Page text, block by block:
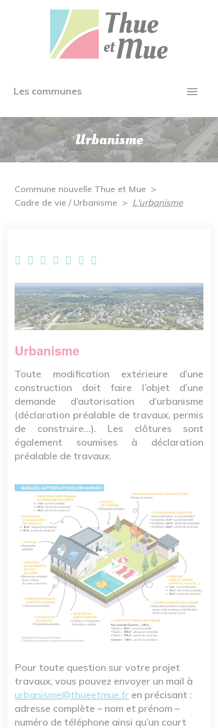
Toggle
Les communes
Urbanisme
Commune nouvelle Thue et Mue
Cadre de vie / Urbanisme
L'urbanisme
Image
Urbanisme
Toute modification extérieure d’une
construction doit faire l’objet d’une
demande d’autorisation d’urbanisme
(déclaration préalable de travaux, permis
de construire…). Les clôtures sont
également soumises à déclaration
préalable de travaux.
Image
Pour toute question sur votre projet
travaux, vous pouvez envoyer un mail à
urbanisme@thueetmue.fr en précisant :
adresse complète – nom et prénom –
numéro de téléphone ainsi qu’un court
Panneau de gestion des cookies